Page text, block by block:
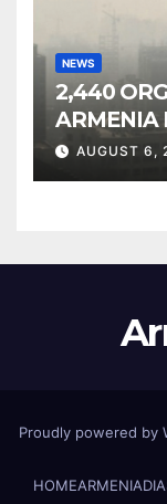
NEWS
2,440
ARMENIA
AUGUST 6,
Proudly powered by
HOMEARMENIA